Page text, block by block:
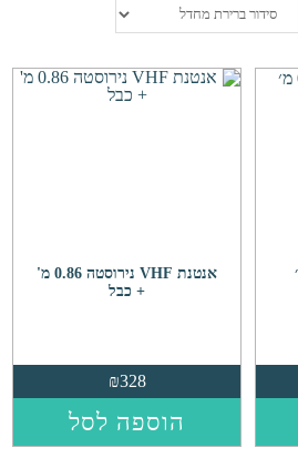
אנטנת VHF נירוסטה 0.86 מ'
+ כבל
₪328
הוספה לסל